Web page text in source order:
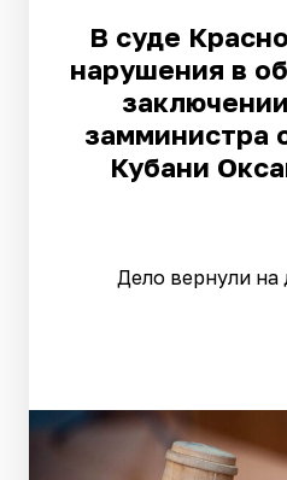
В суде
нарушения в
замминистра
Кубани
Дело вернули на